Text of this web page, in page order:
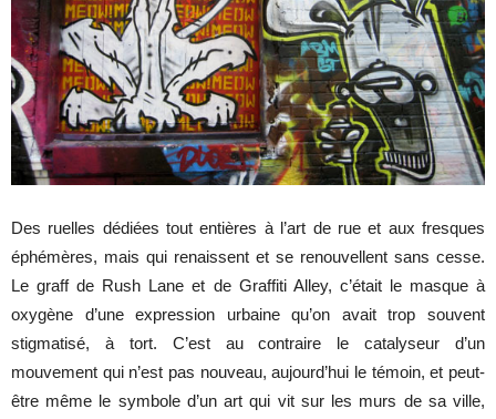
Des ruelles dédiées tout entières à l’art de rue et aux fresques
éphémères, mais qui renaissent et se renouvellent sans cesse.
Le graff de Rush Lane et de Graffiti Alley, c’était le masque à
oxygène d’une expression urbaine qu’on avait trop souvent
stigmatisé, à tort. C’est au contraire le catalyseur d’un
mouvement qui n’est pas nouveau, aujourd’hui le témoin, et peut-
être même le symbole d’un art qui vit sur les murs de sa ville,